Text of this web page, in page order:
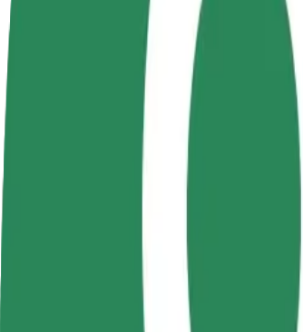
Preguntas frecuentes
Colaborar como conductor
Colaborar como
Repartí comida y
Cómo ir de University of Medicine
¿Buscás la mejor forma de ir de University of
University of Medicine and Pharmacy "Grigore